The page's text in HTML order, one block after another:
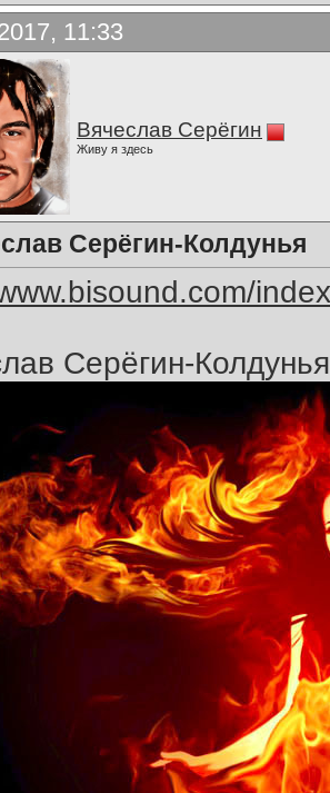
11:33
Вячеслав Серёгин
Живу я здесь
Серёгин-Колдунья
Серёгин-Колдунья